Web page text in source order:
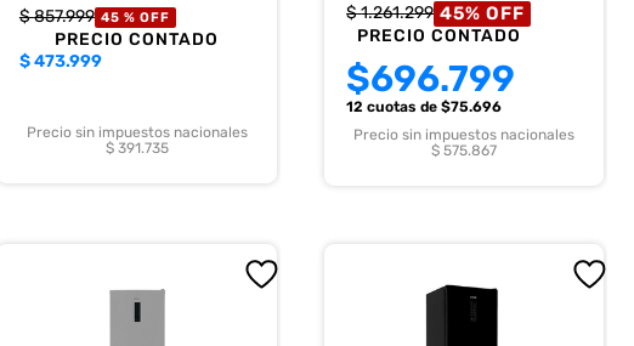
$857.999 45 % OFF
PRECIO CONTADO
$473.999
Precio sin impuestos nacionales
$ 391.735
$1.261.299 45% OFF
PRECIO CONTADO
$696.799
12 cuotasde $75.696
Precio sin impuestos nacionales
$ 575.867